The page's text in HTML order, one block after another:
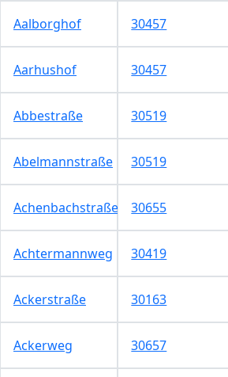
Aalborghof 30457
Aarhushof 30457
Abbestraße 30519
Abelmannstraße 30519
Achenbachstraße 30655
Achtermannweg 30419
Ackerstraße 30163
Ackerweg 30657